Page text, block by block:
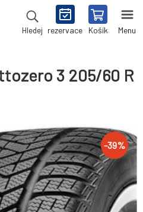
Hledej rezervace Košík Menu
3 205/60 R
-39%